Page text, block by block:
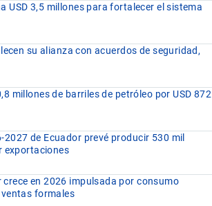
USD 3,5 millones para fortalecer el sistema
su alianza con acuerdos de seguridad,
millones de barriles de petróleo por USD 872
de Ecuador prevé producir 530 mil
exportaciones
crece en 2026 impulsada por consumo
formales